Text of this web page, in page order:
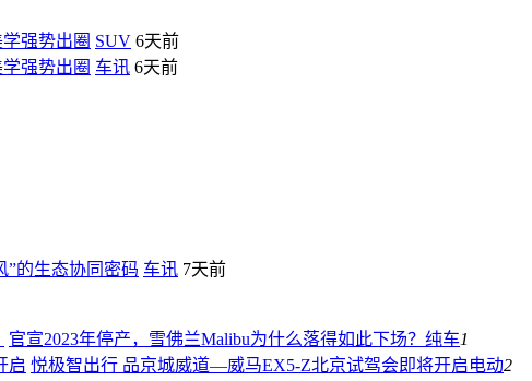
强势出圈 SUV 6天前
强势出圈 车讯 6天前
”的生态协同密码 车讯 7天前
官宣2023年停产，雪佛兰Malibu为什么落得如此下场？ 纯车1
悦极智出行 品京城威道—威马EX5-Z北京试驾会即将开启电动2